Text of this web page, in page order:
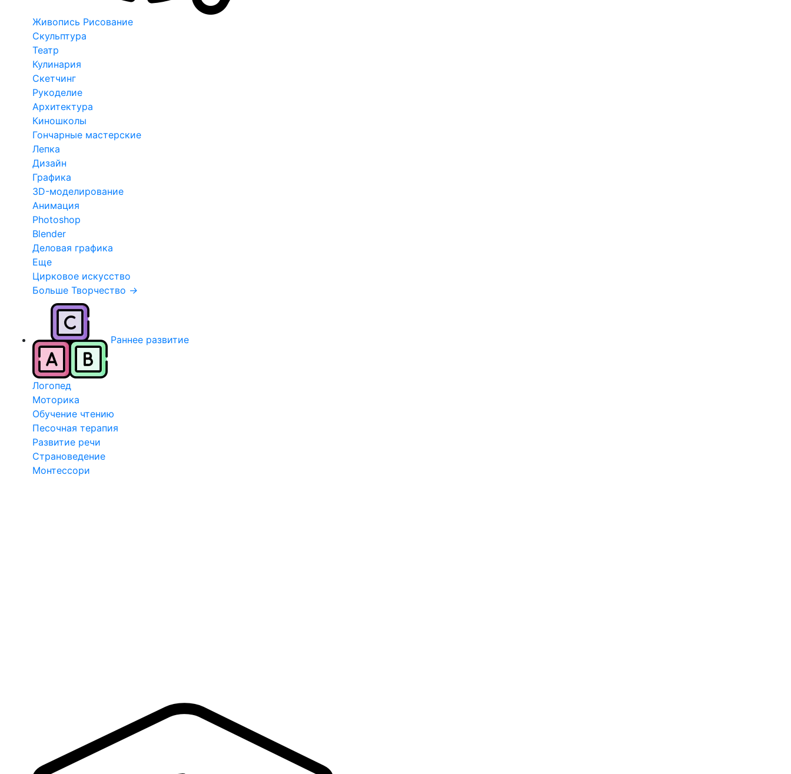
Живопись Рисование
Скульптура
Театр
Кулинария
Скетчинг
Рукоделие
Архитектура
Киношколы
Гончарные мастерские
Лепка
Дизайн
Графика
3D-моделирование
Анимация
Photoshop
Blender
Деловая графика
Еще
Цирковое искусство
Больше Творчество →
Раннее развитие
Логопед
Моторика
Обучение чтению
Песочная терапия
Развитие речи
Страноведение
Монтессори